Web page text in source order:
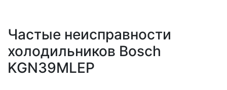
Частые неисправности
холодильников Bosch
KGN39MLEP